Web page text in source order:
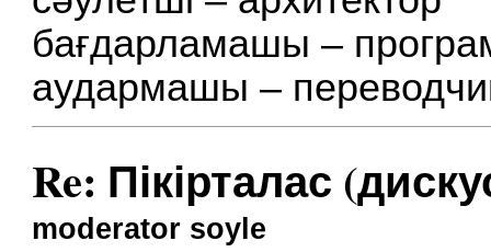
бағдарламашы –
аудармашы –
Re: Пікірталас
moderator soyle